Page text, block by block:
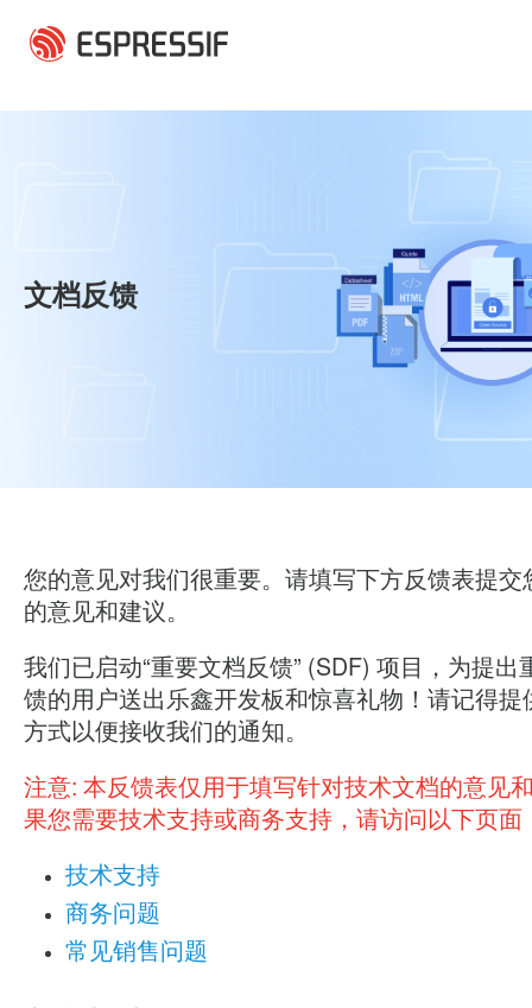
文档反馈
您的意见对我们很重要。请填写下方反馈表提交
的意见和建议。
我们已启动“重要文档反馈” (SDF) 项目，为提出
馈的用户送出乐鑫开发板和惊喜礼物！请记得提
方式以便接收我们的通知。
注意: 本反馈表仅用于填写针对技术文档的意见
果您需要技术支持或商务支持，请访问以下页面
技术支持
商务问题
常见销售问题